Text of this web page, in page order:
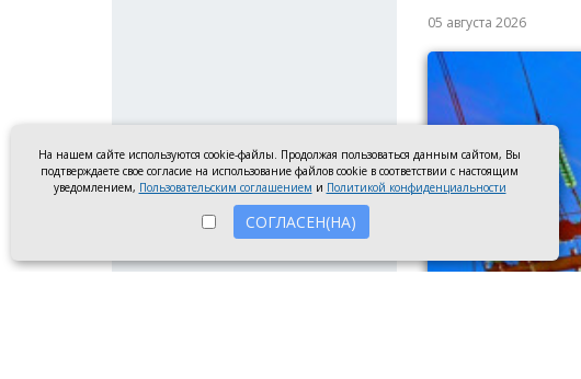
05 августа 2026
На нашем сайте используются cookie-файлы. Продолжая пользоваться данным сайтом, Вы
подтверждаете свое согласие на использование файлов cookie в соответствии с настоящим
уведомлением, Пользовательским соглашением и Политикой конфиденциальности
СОГЛАСЕН(НА)